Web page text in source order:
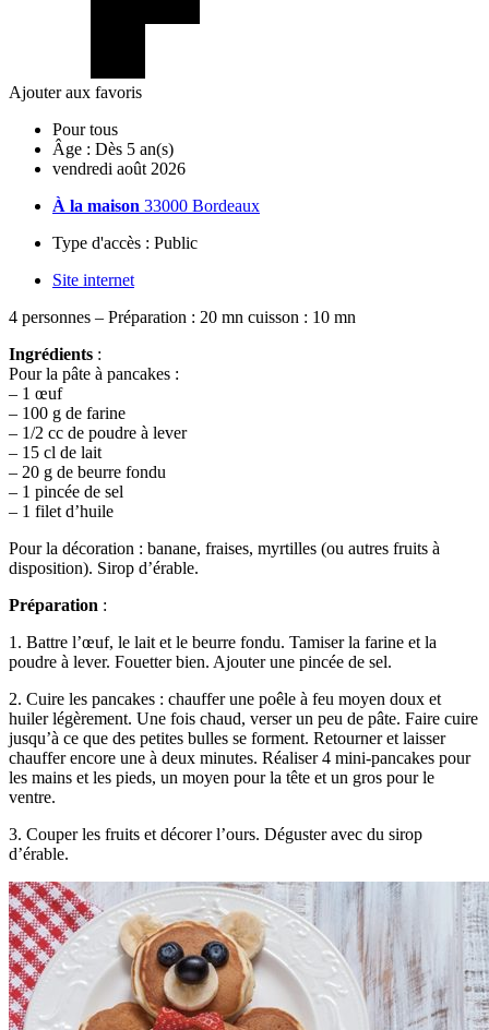
Ajouter aux favoris
Pour tous
Âge : Dès 5 an(s)
vendredi août 2026
À la maison 33000 Bordeaux
Type d'accès : Public
Site internet
4 personnes – Préparation : 20 mn cuisson : 10 mn
Ingrédients :
Pour la pâte à pancakes :
– 1 œuf
– 100 g de farine
– 1/2 cc de poudre à lever
– 15 cl de lait
– 20 g de beurre fondu
– 1 pincée de sel
– 1 filet d’huile
Pour la décoration : banane, fraises, myrtilles (ou autres fruits à
disposition). Sirop d’érable.
Préparation :
1. Battre l’œuf, le lait et le beurre fondu. Tamiser la farine et la
poudre à lever. Fouetter bien. Ajouter une pincée de sel.
2. Cuire les pancakes : chauffer une poêle à feu moyen doux et
huiler légèrement. Une fois chaud, verser un peu de pâte. Faire cuire
jusqu’à ce que des petites bulles se forment. Retourner et laisser
chauffer encore une à deux minutes. Réaliser 4 mini-pancakes pour
les mains et les pieds, un moyen pour la tête et un gros pour le
ventre.
3. Couper les fruits et décorer l’ours. Déguster avec du sirop
d’érable.